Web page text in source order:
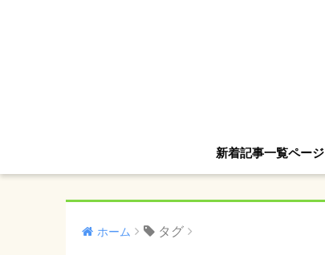
新着記事一覧ページ
ホーム タグ